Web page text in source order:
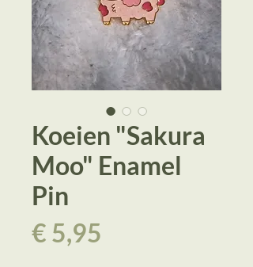
Koeien "Sakura
Moo" Enamel
Pin
€ 5,95